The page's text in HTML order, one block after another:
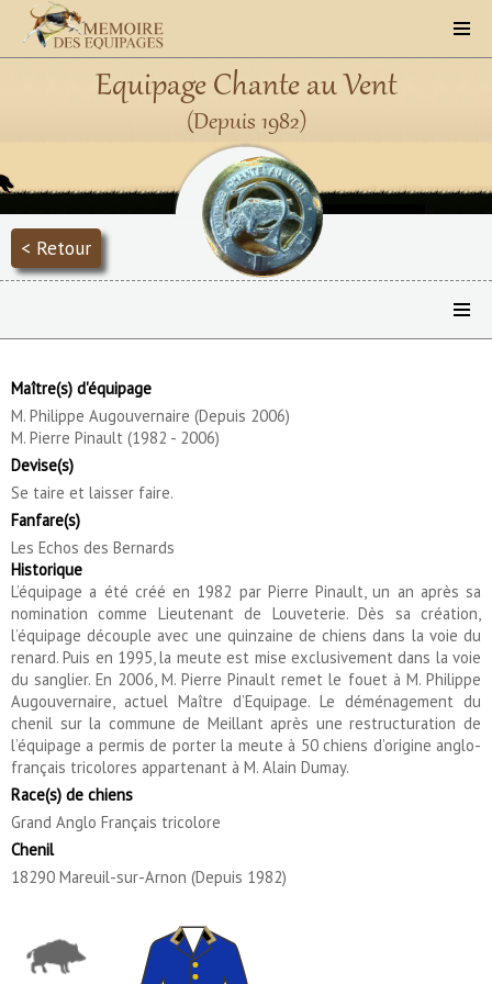
Equipage Chante au Vent
(Depuis 1982)
< Retour
Maître(s) d'équipage
M. Philippe Augouvernaire (Depuis 2006)
M. Pierre Pinault (1982 - 2006)
Devise(s)
Se taire et laisser faire.
Fanfare(s)
Les Echos des Bernards
Historique
L’équipage a été créé en 1982 par Pierre Pinault, un an après sa
nomination comme Lieutenant de Louveterie. Dès sa création,
l’équipage découple avec une quinzaine de chiens dans la voie du
renard. Puis en 1995, la meute est mise exclusivement dans la voie
du sanglier. En 2006, M. Pierre Pinault remet le fouet à M. Philippe
Augouvernaire, actuel Maître d’Equipage. Le déménagement du
chenil sur la commune de Meillant après une restructuration de
l’équipage a permis de porter la meute à 50 chiens d’origine anglo-
français tricolores appartenant à M. Alain Dumay.
Race(s) de chiens
Grand Anglo Français tricolore
Chenil
18290 Mareuil-sur-Arnon (Depuis 1982)